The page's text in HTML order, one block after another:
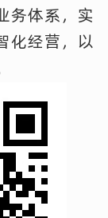
务体系，实
化经营，以